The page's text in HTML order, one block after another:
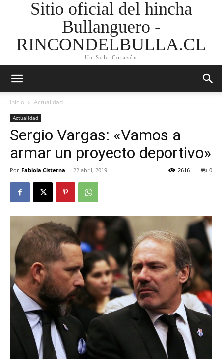
Sitio oficial del hincha
Bullanguero -
RINCONDELBULLA.CL
Un Solo Corazón
Inicio Actualidad
Actualidad
Sergio Vargas: «Vamos a
armar un proyecto deportivo»
Por Fabiola Cisterna - 22 abril, 2019 0
2616